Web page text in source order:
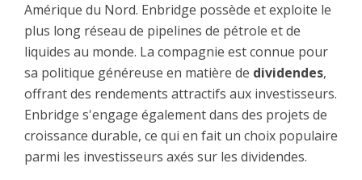
Amérique du Nord. Enbridge possède et exploite le
plus long réseau de pipelines de pétrole et de
liquides au monde. La compagnie est connue pour
sa politique généreuse en matière de dividendes,
offrant des rendements attractifs aux investisseurs.
Enbridge s'engage également dans des projets de
croissance durable, ce qui en fait un choix populaire
parmi les investisseurs axés sur les dividendes.